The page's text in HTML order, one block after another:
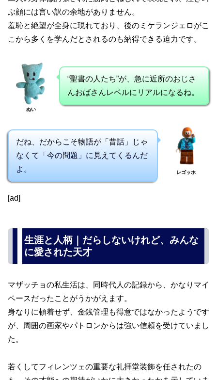
ぶ顔には言い訳の余地がありません。
羞恥と絶望が全身に現れており、後のミケランジェロがこ
こから多くを学んだとされるのも納得できる迫力です。
ぬい
“聖書の人たち”が、急に近所のおじさ
んおばさんレベルにリアルになるね。
だね、だからこそ物語が「昔話」じゃ
なくて「今の問題」に見えてくるんだ
よ。
レゴッホ
[ad]
生涯と人柄｜だらしないけれど、みんな
に愛された天才
マザッチョの私生活は、同時代人の記録から、かなりマイ
ペースだったことがうかがえます。
身なりに頓着せず、金銭管理も得意ではなかったようです
が、周囲の画家やパトロンからは強い信頼を受けていまし
た。
若くしてフィレンツェの重要な礼拝堂装飾を任されたの